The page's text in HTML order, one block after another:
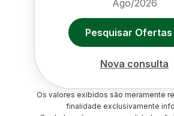
Ago/2026
Pesquisar Ofertas
Nova consulta
Os valores exibidos são meramente
finalidade exclusivamente